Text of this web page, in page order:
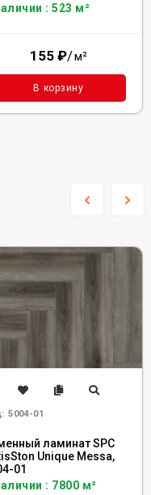
: 523 м²
155 ₽/м²
В корзину
5004-01
ламинат SPC
Unique Messa,
01
: 7800 м²